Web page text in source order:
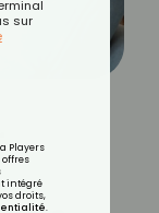
sur
Players
intégré
droits,
.